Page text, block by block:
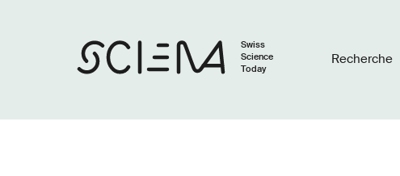
Swiss
Science
Today
Recherche